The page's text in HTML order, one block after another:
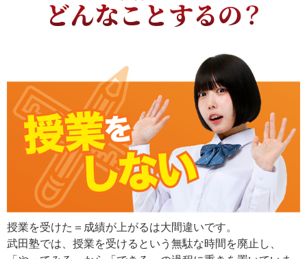
どんなことするの？
授業を受けた＝成績が上がるは大間違いです。
武田塾では、授業を受けるという無駄な時間を廃止し、